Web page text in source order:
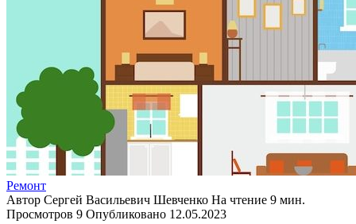
Ремонт
Автор Сергей Васильевич Шевченко На чтение 9 мин.
Просмотров 9 Опубликовано 12.05.2023